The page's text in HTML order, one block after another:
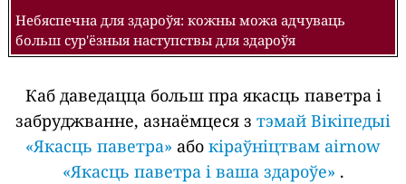
Небяспечна для здароўя: кожны можа адчуваць
больш сур'ёзныя наступствы для здароўя
Каб даведацца больш пра якасць паветра і
забруджванне, азнаёмцеся з тэмай Вікіпедыі
«Якасць паветра» або кіраўніцтвам airnow
«Якасць паветра і ваша здароўе» .